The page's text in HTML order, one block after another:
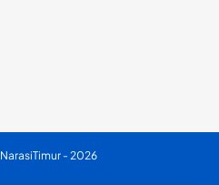
NarasiTimur - 2026